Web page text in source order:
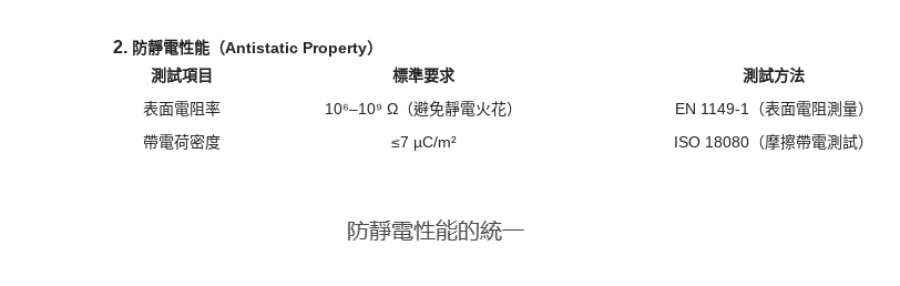
2. ​ 防靜電性能（Antistatic Property）​
測試項目
標準要求 測試方法
表面電阻率
10⁶–10⁹ Ω（避免靜電火花） EN 1149-1（表面電阻測量）
帶電荷密度
≤7 µC/m² ISO 18080（摩擦帶電測試）